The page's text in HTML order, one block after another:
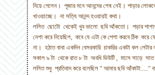
নিয়ে গেলেন। পূজার মনে আনন্দের শেষ নেই। পাড়ার
খাওয়াচ্ছে। না সত্যি আনন্দ হওয়ারই কথা।
ললিত ছোটো থেকেই খুব ভালো ছবি আঁকতো। পড়ার
নেশা করে নিয়েছিল, কবে যে এটা কে পেশা করবে ঠিক করে
না। হঠাত বাবা একদিন বেসরকারি চাকরির একটা কল লেটার
সকাল ৯ টা থেকে রাত ৮ টা অবধি ডিউটি , মাসে সাড়ে
ললিত শুধু প্রতিবাদ করে বলেছিল " আমার ছবি আঁকাটা....."